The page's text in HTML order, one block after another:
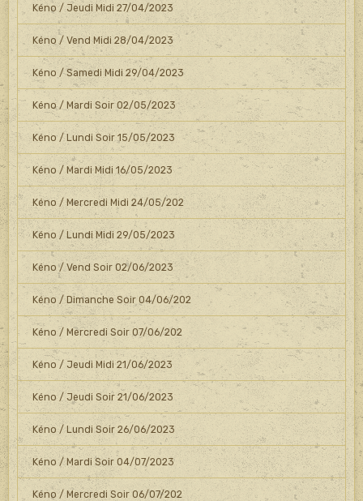
Kéno / Jeudi Midi 27/04/2023
Kéno / Vend Midi 28/04/2023
Kéno / Samedi Midi 29/04/2023
Kéno / Mardi Soir 02/05/2023
Kéno / Lundi Soir 15/05/2023
Kéno / Mardi Midi 16/05/2023
Kéno / Mercredi Midi 24/05/202
Kéno / Lundi Midi 29/05/2023
Kéno / Vend Soir 02/06/2023
Kéno / Dimanche Soir 04/06/202
Kéno / Mercredi Soir 07/06/202
Kéno / Jeudi Midi 21/06/2023
Kéno / Jeudi Soir 21/06/2023
Kéno / Lundi Soir 26/06/2023
Kéno / Mardi Soir 04/07/2023
Kéno / Mercredi Soir 06/07/202